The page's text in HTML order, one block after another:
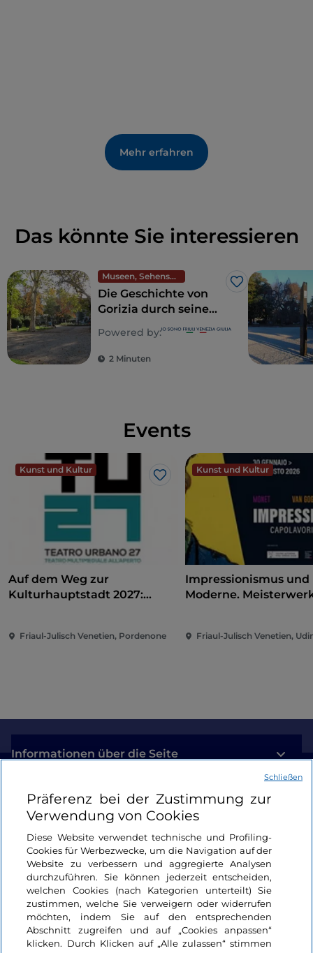
Mehr erfahren
Das könnte Sie interessieren
Museen, Sehenswürdigkeiten und Denkmäler
Like
Die Geschichte von
Gorizia durch seine
Powered by:
2 Minuten
Events
Kunst und Kultur
Like
Auf dem Weg zur
Kulturhauptstadt 2027:
Friaul-Julisch Venetien, Pordenone
Kunst und Kultur
Impressionismus und
Moderne.
Friaul-Julisch Venetien,
Informationen über die Seite
Nützliche Links
Login
Bleiben wir in Kontakt
Präferenz bei der Zustimmung zur
Verwendung von Cookies
Diese Website verwendet technische und Profiling-
Cookies für Werbezwecke, um die Navigation auf der
Website zu verbessern und aggregierte Analysen
durchzuführen. Sie können jederzeit entscheiden,
welchen Cookies (nach Kategorien unterteilt) Sie
zustimmen, welche Sie verweigern oder widerrufen
möchten, indem Sie auf den entsprechenden
Abschnitt zugreifen und auf „Cookies anpassen“
klicken. Durch Klicken auf „Alle zulassen“ stimmen
Schließen